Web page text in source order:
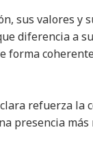
sus valores y
diferencia a
forma
refuerza la
presencia